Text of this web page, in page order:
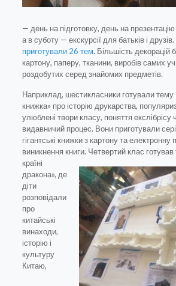
— день на підготовку, день на
а в суботу — екскурсії для батьків і
приготували 26 тем. Більшість декорацій
картону, паперу, тканини, виробів самих
роздобутих серед знайомих предметів.
Наприклад, шестикласники готували тему
книжка» про історію друкарства,
улюблені твори класу, поняття екслібрісу
видавничий процес. Вони приготували
гігантські книжки з картону та електронну
виникнення книги. Четвертий клас
країні
дракона», де
діти
розповідали
про
китайські
винаходи,
історію і
культуру
Китаю,